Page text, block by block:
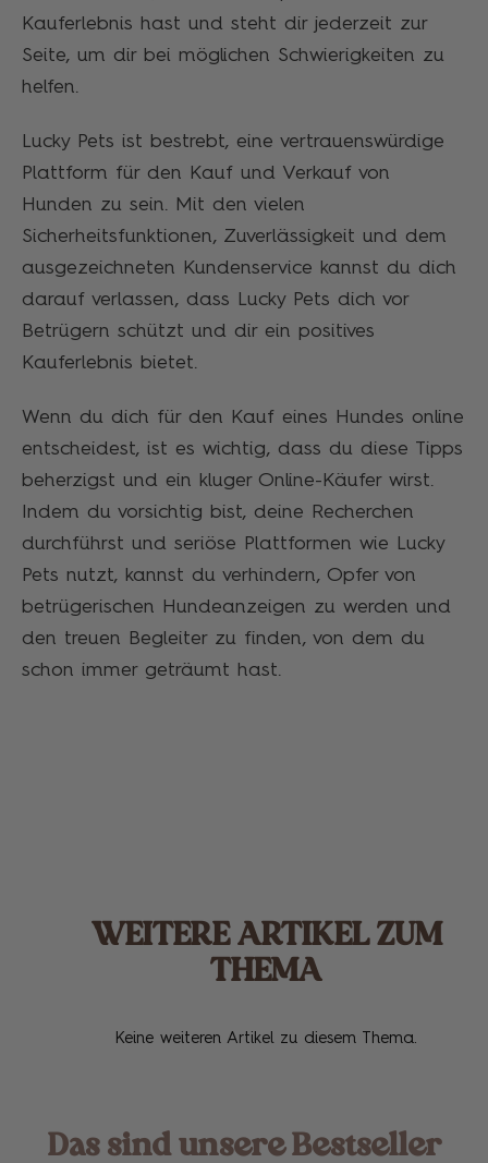
Kauferlebnis hast und steht dir jederzeit zur
Seite, um dir bei möglichen Schwierigkeiten zu
helfen.
Lucky Pets ist bestrebt, eine vertrauenswürdige
Plattform für den Kauf und Verkauf von
Hunden zu sein. Mit den vielen
Sicherheitsfunktionen, Zuverlässigkeit und dem
ausgezeichneten Kundenservice kannst du dich
darauf verlassen, dass Lucky Pets dich vor
Betrügern schützt und dir ein positives
Kauferlebnis bietet.
Wenn du dich für den Kauf eines Hundes online
entscheidest, ist es wichtig, dass du diese Tipps
beherzigst und ein kluger Online-Käufer wirst.
Indem du vorsichtig bist, deine Recherchen
durchführst und seriöse Plattformen wie Lucky
Pets nutzt, kannst du verhindern, Opfer von
betrügerischen Hundeanzeigen zu werden und
den treuen Begleiter zu finden, von dem du
schon immer geträumt hast.
WEITERE ARTIKEL ZUM
THEMA
Keine weiteren Artikel zu diesem Thema.
Das sind unsere Bestseller